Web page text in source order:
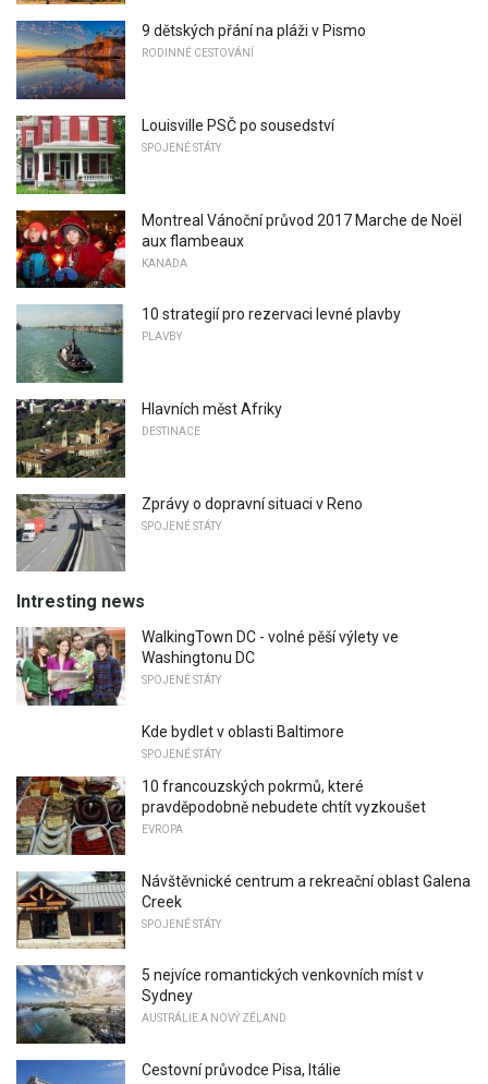
9 dětských přání na pláži v Pismo
RODINNÉ CESTOVÁNÍ
Louisville PSČ po sousedství
SPOJENÉ STÁTY
Montreal Vánoční průvod 2017 Marche de Noël
aux flambeaux
KANADA
10 strategií pro rezervaci levné plavby
PLAVBY
Hlavních měst Afriky
DESTINACE
Zprávy o dopravní situaci v Reno
SPOJENÉ STÁTY
Intresting news
WalkingTown DC - volné pěší výlety ve
Washingtonu DC
SPOJENÉ STÁTY
Kde bydlet v oblasti Baltimore
SPOJENÉ STÁTY
10 francouzských pokrmů, které
pravděpodobně nebudete chtít vyzkoušet
EVROPA
Návštěvnické centrum a rekreační oblast Galena
Creek
SPOJENÉ STÁTY
5 nejvíce romantických venkovních míst v
Sydney
AUSTRÁLIE A NOVÝ ZÉLAND
Cestovní průvodce Pisa, Itálie